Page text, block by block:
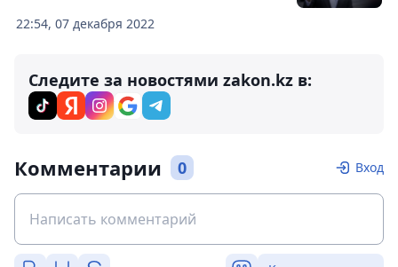
22:54, 07 декабря 2022
Следите за новостями zakon.kz в:
Комментарии 0 Вход